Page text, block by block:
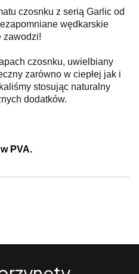
czosnku z serią Garlic od
wędkarskie
zawodzi!
czosnku, uwielbiany
zarówno w ciepłej jak i
stosując naturalny
dodatków.
PVA.